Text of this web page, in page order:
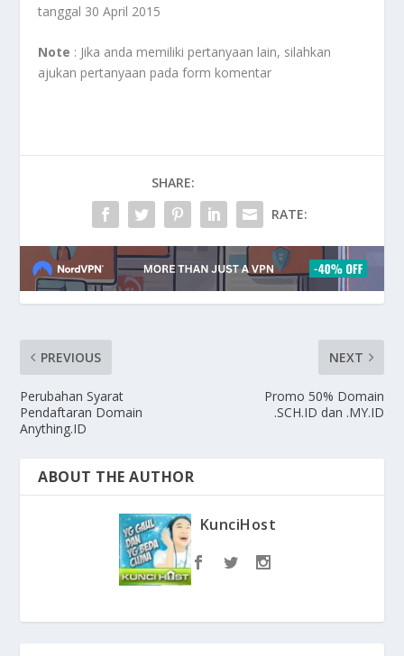
tanggal 30 April 2015
Note : Jika anda memiliki pertanyaan lain, silahkan
ajukan pertanyaan pada form komentar
SHARE:
RATE:
PREVIOUS
Perubahan Syarat
Pendaftaran Domain
Anything.ID
NEXT
Promo 50% Domain
.SCH.ID dan .MY.ID
ABOUT THE AUTHOR
KunciHost